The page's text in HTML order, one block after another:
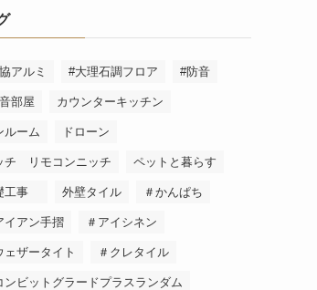
アルミ #大理石調フロア #防音
部屋 カウンターキッチン
ルーム ドローン
チ リモコンニッチ ペットと暮らす
工事 外壁タイル ＃かんぱち
イアン手摺 ＃アイシネン
ェザータイト ＃クレタイル
ンビットグラードプラスランダム